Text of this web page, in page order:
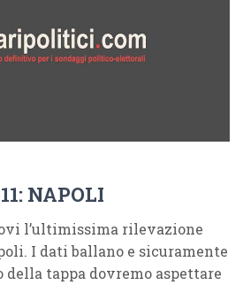
NAPOLI
l’ultimissima rilevazione
I dati ballano e sicuramente
della tappa dovremo aspettare